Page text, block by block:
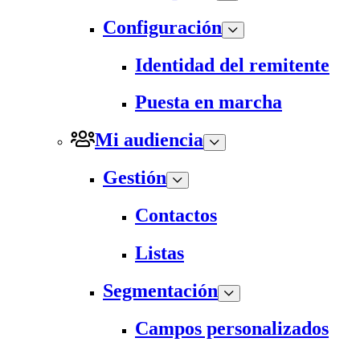
Configuración
Identidad del remitente
Puesta en marcha
Mi audiencia
Gestión
Contactos
Listas
Segmentación
Campos personalizados